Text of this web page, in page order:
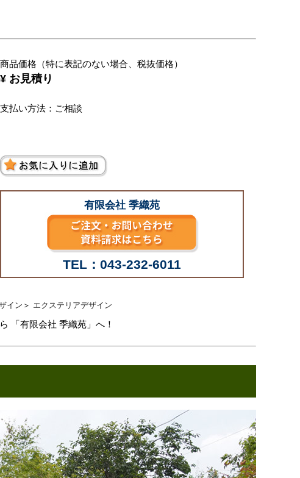
商品価格（特に表記のない場合、税抜価格）
¥ お見積り
支払い方法：ご相談
有限会社 季織苑
TEL：043-232-6011
イン ＞ エクステリアデザイン
「有限会社 季織苑」へ！